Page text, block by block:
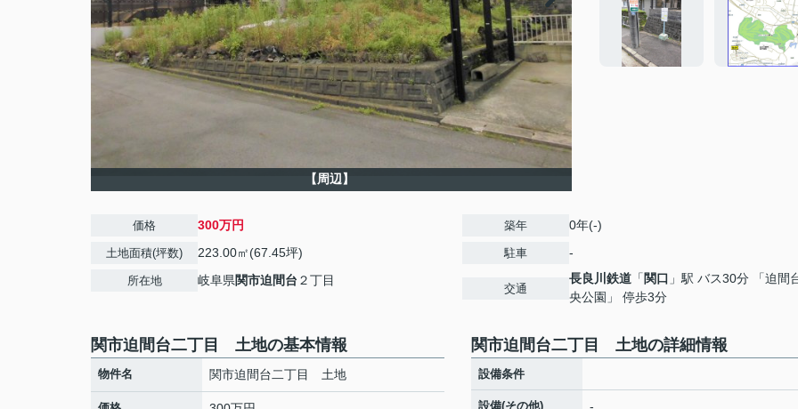
【周辺】
価格 300万円
土地面積(坪数) 223.00㎡(67.45坪)
所在地 岐阜県関市迫間台 ２丁目
築年 0年(-)
駐車 -
交通
長良川鉄道 「 関口 」駅 バス30分 「迫間
央公園」 停歩3分
関市迫間台二丁目 土地の基本情報
物件名 関市迫間台二丁目 土地
関市迫間台二丁目 土地の詳細情報
設備条件
設備(その他)